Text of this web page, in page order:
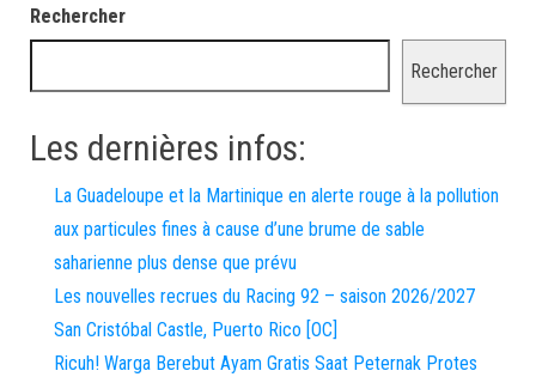
Rechercher
Rechercher
Les dernières infos:
La Guadeloupe et la Martinique en alerte rouge à la pollution
aux particules fines à cause d’une brume de sable
saharienne plus dense que prévu
Les nouvelles recrues du Racing 92 – saison 2026/2027
San Cristóbal Castle, Puerto Rico [OC]
Ricuh! Warga Berebut Ayam Gratis Saat Peternak Protes